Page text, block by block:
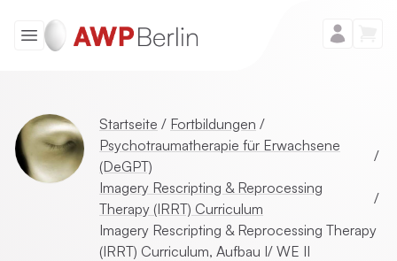
Startseite / Fortbildungen /
Psychotraumatherapie für Erwachsene
(DeGPT)
/
Imagery Rescripting & Reprocessing
Therapy (IRRT) Curriculum
/
Imagery Rescripting & Reprocessing Therapy
(IRRT) Curriculum, Aufbau I/ WE II